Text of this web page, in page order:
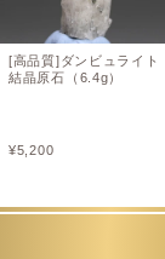
[高品質]ダンビュライト
結晶原石（6.4g）
¥5,200